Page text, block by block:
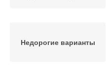
Недорогие варианты